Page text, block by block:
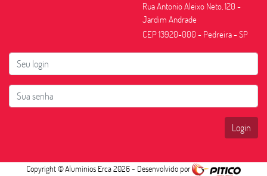
Rua Antonio Aleixo Neto, 120 -
Jardim Andrade
CEP 13920-000 - Pedreira - SP
Login
Copyright ©Alumínios Erca 2026- Desenvolvido por